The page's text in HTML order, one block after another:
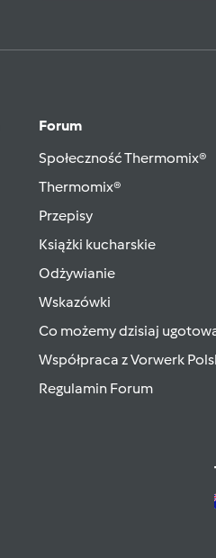
Forum
Społeczność Thermomix®
Thermomix®
Przepisy
Książki kucharskie
Odżywianie
Wskazówki
Co możemy dzisiaj
Współpraca z Vorwerk
Regulamin Forum